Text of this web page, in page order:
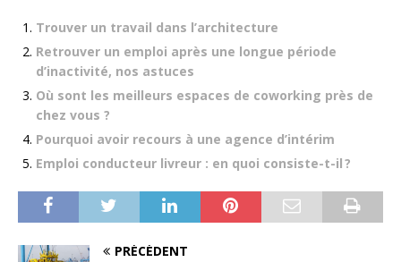
Trouver un travail dans l’architecture
Retrouver un emploi après une longue période
d’inactivité, nos astuces
Où sont les meilleurs espaces de coworking près de
chez vous ?
Pourquoi avoir recours à une agence d’intérim
Emploi conducteur livreur : en quoi consiste-t-il ?
PRÉCÉDENT